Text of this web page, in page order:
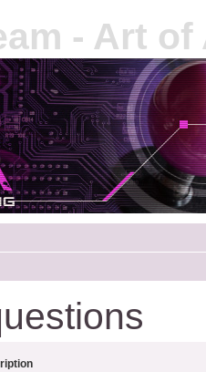
- Art